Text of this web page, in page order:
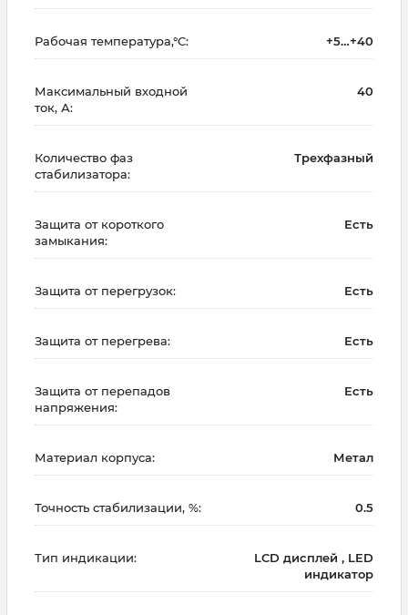
Рабочая температура,°С: +5…+40
Максимальный входной
ток, А:
40
Количество фаз
стабилизатора:
Трехфазный
Защита от короткого
замыкания:
Есть
Защита от перегрузок: Есть
Защита от перегрева: Есть
Защита от перепадов
напряжения:
Есть
Материал корпуса: Метал
Точность стабилизации, %: 0.5
Тип индикации:
LCD дисплей , LED
индикатор